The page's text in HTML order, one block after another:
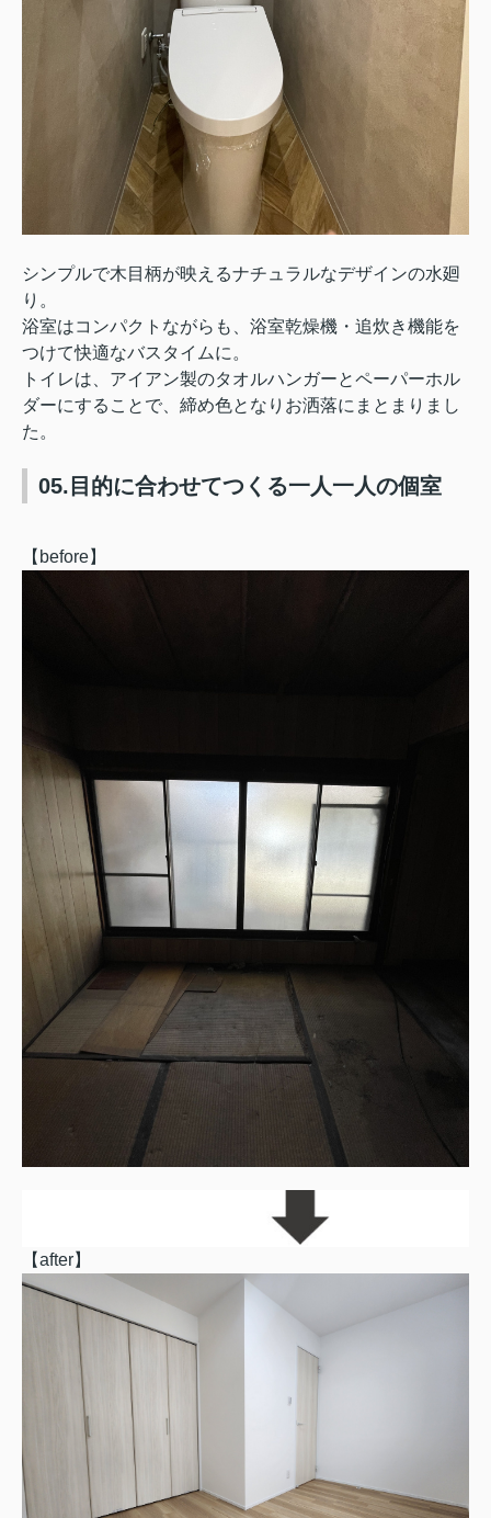
シンプルで木目柄が映えるナチュラルなデザインの水廻
り。
浴室はコンパクトながらも、浴室乾燥機・追炊き機能を
つけて快適なバスタイムに。
トイレは、アイアン製のタオルハンガーとペーパーホル
ダーにすることで、締め色となりお洒落にまとまりまし
た。
05.目的に合わせてつくる一人一人の個室
【 before】
【after】